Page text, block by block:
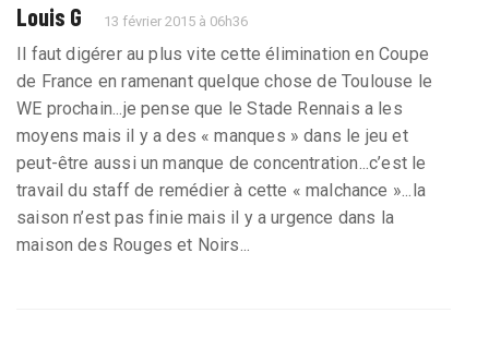
Louis G 13 février 2015 à 06h36
Il faut digérer au plus vite cette élimination en Coupe
de France en ramenant quelque chose de Toulouse le
WE prochain...je pense que le Stade Rennais a les
moyens mais il y a des « manques » dans le jeu et
peut-être aussi un manque de concentration...c’est le
travail du staff de remédier à cette « malchance »...la
saison n’est pas finie mais il y a urgence dans la
maison des Rouges et Noirs...